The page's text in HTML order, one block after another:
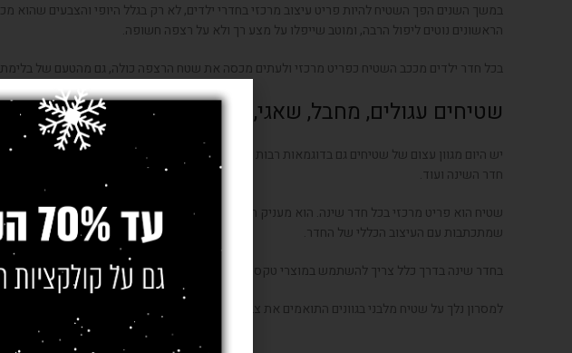
במשך השנים הפך השטיח להיות פריט עיצוב מרכזי בחדרי ילדים, לא רק בגלל היופי והצבעים שהוא
הראשונים נוטים ליפול הרבה, ומוטב שייפלו על מצע רך ולא על רצפה חשופה.
בכל חדר ילדים מככב השטיח כפריט מרכזי ולעתים מכסה את שטח הרצפה כולה, גם מהטעם של
שטיחים עגולים, מחבל, שאגי, בסגנון מודרני או וינטאג'?
יש היום מגוון עצום של שטיחים גם בדוגמאות רבות וגם מסוגים שונים. יש שטיחי טלאים, חבלים,
חדר השינה ועוד.
שטיח הוא פריט מרכזי בכל חדר שינה. הוא מעניק חום ועוטף את החדר בחמימות הדרושה למקום בו
שמתכתבות עם העיצוב הכללי של החדר.
בחדר שינה בדרך כלל צריך להשתמש במוצרי טקסטיל בעלי גוונים בהירים, שכן גוונים עזים עלולים
למסרון נלך על שטיח מלבני בגוונים התואמים את צבעי הקיר, ולמטבח נרכוש שטיחים בלי יותר מדי